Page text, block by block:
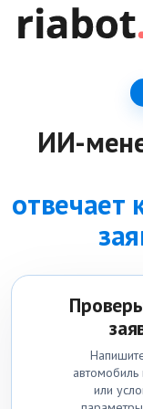
ИИ-
отвечает
автомобиль
или